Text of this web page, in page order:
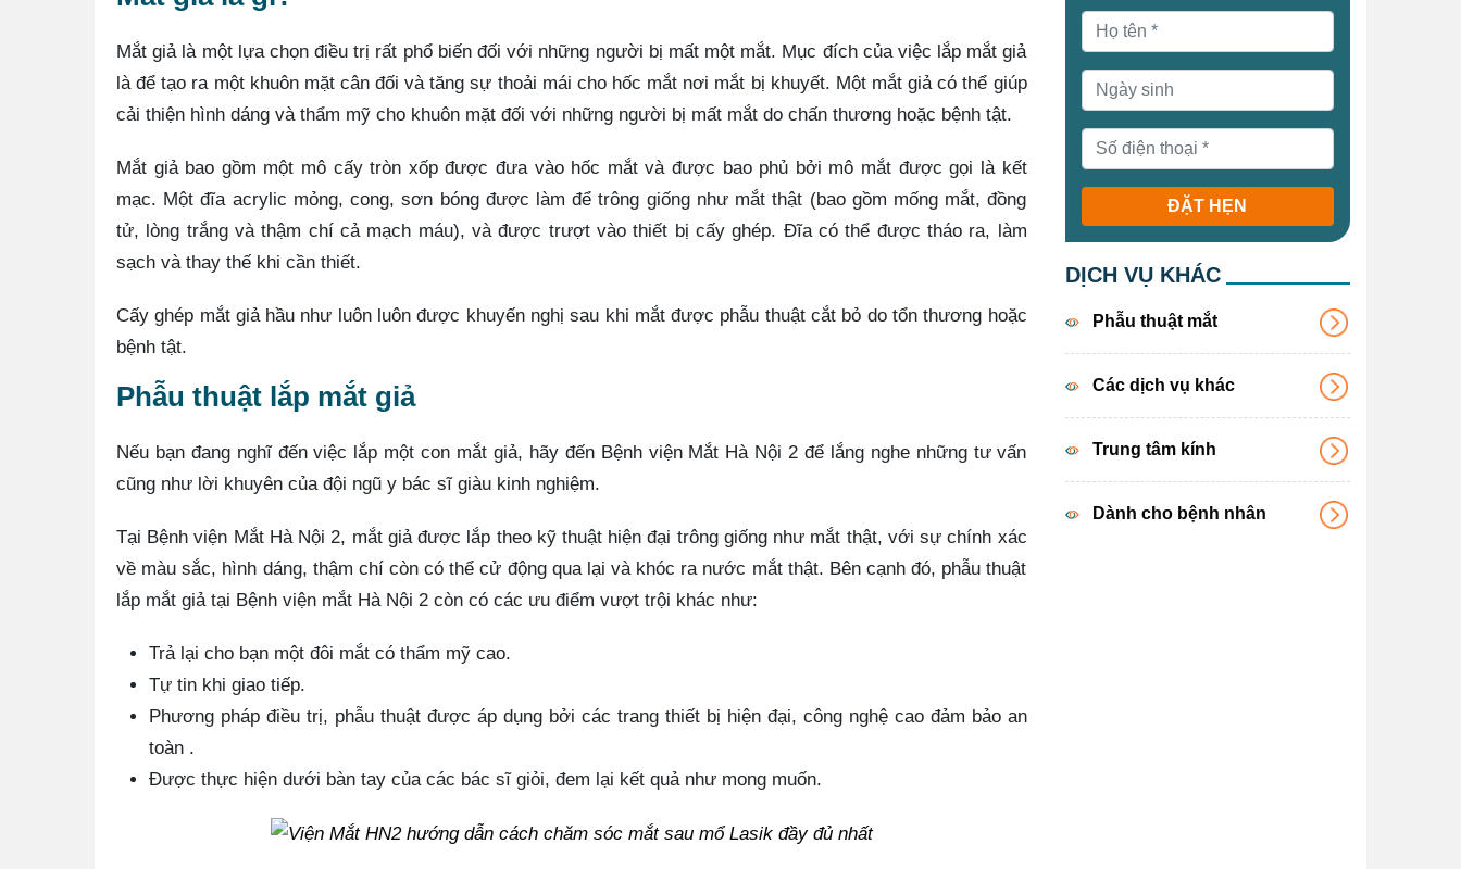
Mắt giả là một lựa chọn điều trị rất phổ biến đối với những người bị mất một mắt. Mục đích của việc lắp mắt giả
là để tạo ra một khuôn mặt cân đối và tăng sự thoải mái cho hốc mắt nơi mắt bị khuyết. Một mắt giả có thể giúp
cải thiện hình dáng và thẩm mỹ cho khuôn mặt đối với những người bị mất mắt do chấn thương hoặc bệnh tật.
Mắt giả bao gồm một mô cấy tròn xốp được đưa vào hốc mắt và được bao phủ bởi mô mắt được gọi là kết
mạc. Một đĩa acrylic mỏng, cong, sơn bóng được làm để trông giống như mắt thật (bao gồm mống mắt, đồng
tử, lòng trắng và thậm chí cả mạch máu), và được trượt vào thiết bị cấy ghép. Đĩa có thể được tháo ra, làm
sạch và thay thế khi cần thiết.
Cấy ghép mắt giả hầu như luôn luôn được khuyến nghị sau khi mắt được phẫu thuật cắt bỏ do tổn thương hoặc
bệnh tật.
Phẫu thuật lắp mắt giả
Nếu bạn đang nghĩ đến việc lắp một con mắt giả, hãy đến Bệnh viện Mắt Hà Nội 2 để lắng nghe những tư vấn
cũng như lời khuyên của đội ngũ y bác sĩ giàu kinh nghiệm.
Tại Bệnh viện Mắt Hà Nội 2, mắt giả được lắp theo kỹ thuật hiện đại trông giống như mắt thật, với sự chính xác
về màu sắc, hình dáng, thậm chí còn có thể cử động qua lại và khóc ra nước mắt thật. Bên cạnh đó, phẫu thuật
lắp mắt giả tại Bệnh viện mắt Hà Nội 2 còn có các ưu điểm vượt trội khác như:
Trả lại cho bạn một đôi mắt có thẩm mỹ cao.
Tự tin khi giao tiếp.
Phương pháp điều trị, phẫu thuật được áp dụng bởi các trang thiết bị hiện đại, công nghệ cao đảm bảo an
toàn .
Được thực hiện dưới bàn tay của các bác sĩ giỏi, đem lại kết quả như mong muốn.
ĐẶT HẸN
DỊCH VỤ KHÁC
Phẫu thuật mắt
Các dịch vụ khác
Trung tâm kính
Dành cho bệnh nhân